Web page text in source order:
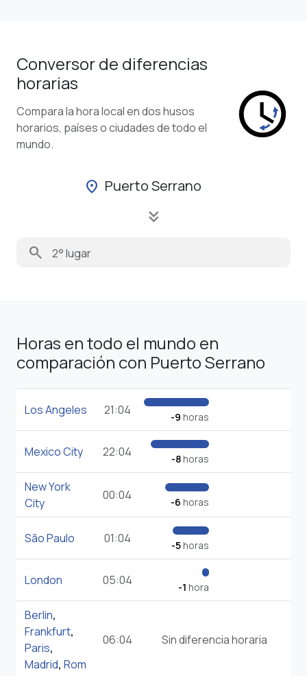
Conversor de diferencias
horarias
Compara la hora local en dos husos
horarios, países o ciudades de todo el
mundo.
location_on Puerto Serrano
keyboard_double_arrow_down
search
Horas en todo el mundo en
comparación con Puerto Serrano
Los Angeles 21:04 -9 horas
Mexico City 22:04 -8horas
New York
City
00:04 -6 horas
São Paulo 01:04 -5horas
London 05:04 -1 hora
Berlin,
Frankfurt,
Paris,
Madrid, Rom
06:04 Sin diferencia horaria